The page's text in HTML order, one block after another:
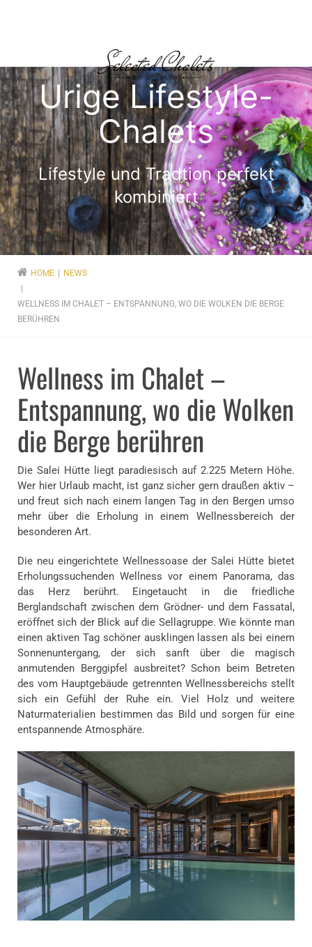
Urige Lifestyle-
Chalets
Lifestyle und Tradtion perfekt
kombiniert
HOME NEWS
WELLNESS IM CHALET – ENTSPANNUNG, WO DIE WOLKEN DIE BERGE
BERÜHREN
Wellness im Chalet –
Entspannung, wo die Wolken
die Berge berühren
Die Salei Hütte liegt paradiesisch auf 2.225 Metern Höhe.
Wer hier Urlaub macht, ist ganz sicher gern draußen aktiv –
und freut sich nach einem langen Tag in den Bergen umso
mehr über die Erholung in einem Wellnessbereich der
besonderen Art.
Die neu eingerichtete Wellnessoase der Salei Hütte bietet
Erholungssuchenden Wellness vor einem Panorama, das
das Herz berührt. Eingetaucht in die friedliche
Berglandschaft zwischen dem Grödner- und dem Fassatal,
eröffnet sich der Blick auf die Sellagruppe. Wie könnte man
einen aktiven Tag schöner ausklingen lassen als bei einem
Sonnenuntergang, der sich sanft über die magisch
anmutenden Berggipfel ausbreitet? Schon beim Betreten
des vom Hauptgebäude getrennten Wellnessbereichs stellt
sich ein Gefühl der Ruhe ein. Viel Holz und weitere
Naturmaterialien bestimmen das Bild und sorgen für eine
entspannende Atmosphäre.